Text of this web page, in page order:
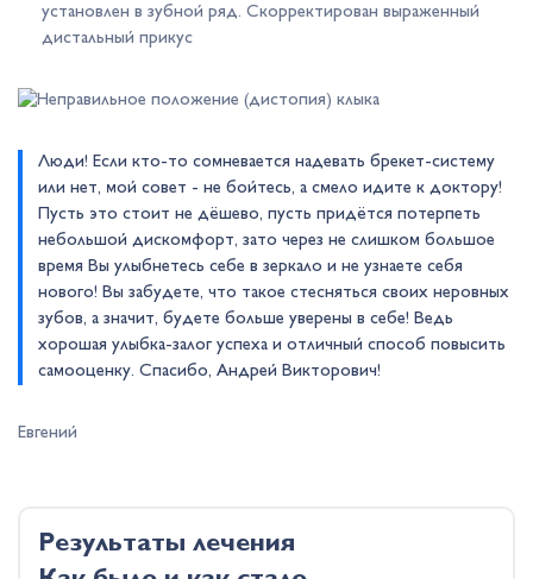
установлен в зубной ряд. Скорректирован выраженный
дистальный прикус
Люди! Если кто-то сомневается надевать брекет-систему
или нет, мой совет - не бойтесь, а смело идите к доктору!
Пусть это стоит не дёшево, пусть придётся потерпеть
небольшой дискомфорт, зато через не слишком большое
время Вы улыбнетесь себе в зеркало и не узнаете себя
нового! Вы забудете, что такое стесняться своих неровных
зубов, а значит, будете больше уверены в себе! Ведь
хорошая улыбка-залог успеха и отличный способ повысить
самооценку. Спасибо, Андрей Викторович!
Евгений
Результаты лечения